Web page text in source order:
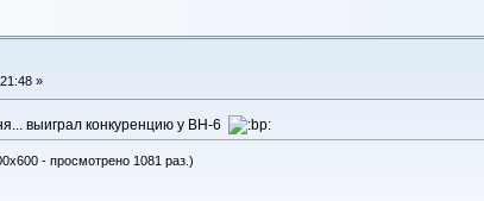
»
выиграл конкуренцию у ВН-6
- просмотрено 1081 раз.)